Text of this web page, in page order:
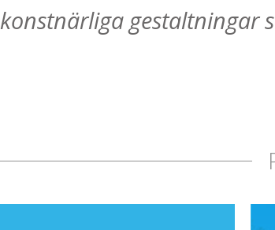
konstnärliga gestaltningar